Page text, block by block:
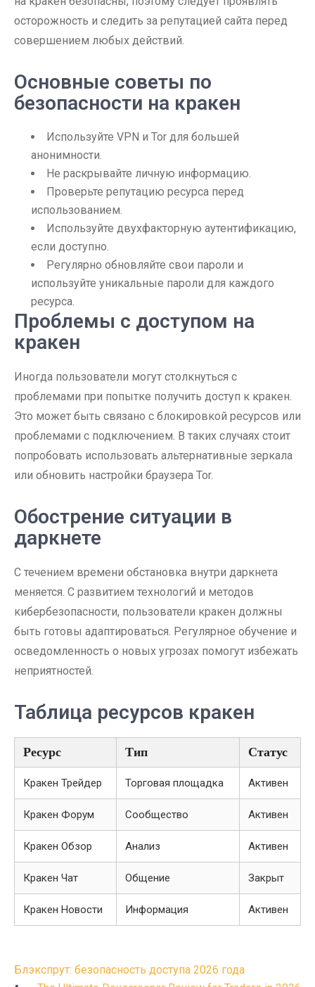
осторожность и следить за репутацией сайта перед
совершением любых действий.
Основные советы по
безопасности на кракен
Используйте VPN и Tor для большей
анонимности.
Не раскрывайте личную информацию.
Проверьте репутацию ресурса перед
использованием.
Используйте двухфакторную аутентификацию,
если доступно.
Регулярно обновляйте свои пароли и
используйте уникальные пароли для каждого
ресурса.
Проблемы с доступом на
кракен
Иногда пользователи могут столкнуться с
проблемами при попытке получить доступ к кракен.
Это может быть связано с блокировкой ресурсов или
проблемами с подключением. В таких случаях стоит
попробовать использовать альтернативные зеркала
или обновить настройки браузера Tor.
Обострение ситуации в
даркнете
С течением времени обстановка внутри даркнета
меняется. С развитием технологий и методов
кибербезопасности, пользователи кракен должны
быть готовы адаптироваться. Регулярное обучение и
осведомленность о новых угрозах помогут избежать
неприятностей.
Таблица ресурсов кракен
Ресурс Тип Статус
Кракен Трейдер Торговая площадка Активен
Кракен Форум Сообщество Активен
Кракен Обзор Анализ Активен
Кракен Чат Общение Закрыт
Кракен Новости Информация Активен
Post
Блэкспрут: безопасность доступа 2026 года